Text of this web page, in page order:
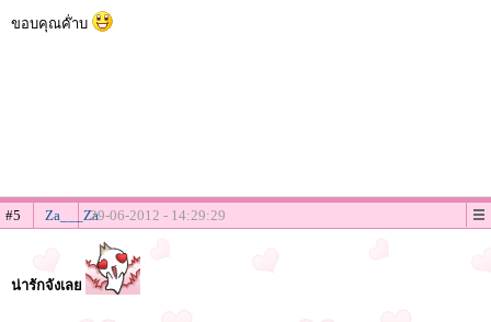
ขอบคุณค๊่าบ
#5 Za___Za29-06-2012 - 14:29:29
น่ารักจังเลย